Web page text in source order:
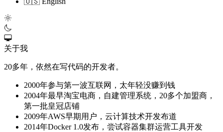
关于我
20多年，依然在写代码的开发者。
2000年参与第一波互联网，太年轻没赚到钱
2004年最早淘宝电商，自建管理系统，20多个加盟商，
第一批皇冠店铺
2009年AWS早期用户，云计算技术开发布道
2014年Docker 1.0发布，尝试容器集群运营工具开发